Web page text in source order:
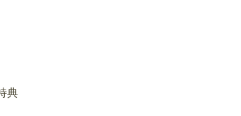
典